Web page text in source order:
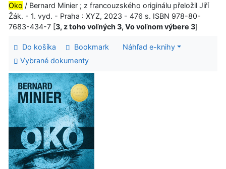
Oko / Bernard Minier ; z francouzského originálu přeložil Jiří
Žák. - 1. vyd. - Praha : XYZ, 2023 - 476 s. ISBN 978-80-
7683-434-7 [3, z toho voľných 3, Vo voľnom výbere 3]
Do košíka Bookmark
Náhľad e-knihy
Vybrané dokumenty